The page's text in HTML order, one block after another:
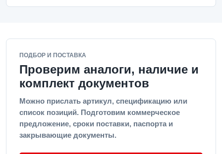
ПОДБОР И ПОСТАВКА
Проверим аналоги, наличие и
комплект документов
Можно прислать артикул, спецификацию или
список позиций. Подготовим коммерческое
предложение, сроки поставки, паспорта и
закрывающие документы.